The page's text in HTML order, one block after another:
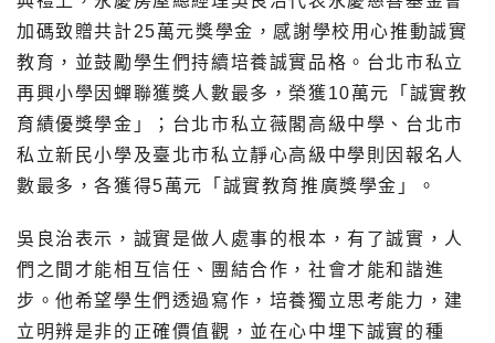
加碼致贈共計25萬元獎學金，感謝學校用心推動誠實
教育，並鼓勵學生們持續培養誠實品格。台北市私立
再興小學因蟬聯獲獎人數最多，榮獲10萬元「誠實教
育績優獎學金」；台北市私立薇閣高級中學、台北市
私立新民小學及臺北市私立靜心高級中學則因報名人
數最多，各獲得5萬元「誠實教育推廣獎學金」。
吳良治表示，誠實是做人處事的根本，有了誠實，人
們之間才能相互信任、團結合作，社會才能和諧進
步。他希望學生們透過寫作，培養獨立思考能力，建
立明辨是非的正確價值觀，並在心中埋下誠實的種